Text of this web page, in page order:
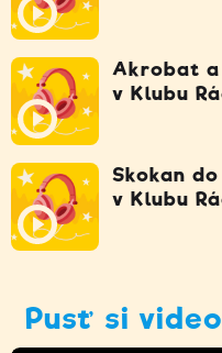
Akrobat a
v Klubu
Skokan
v Klubu
Pusť si video